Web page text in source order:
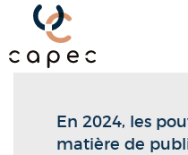
Panneau de gestion
En 2024, les
matière de